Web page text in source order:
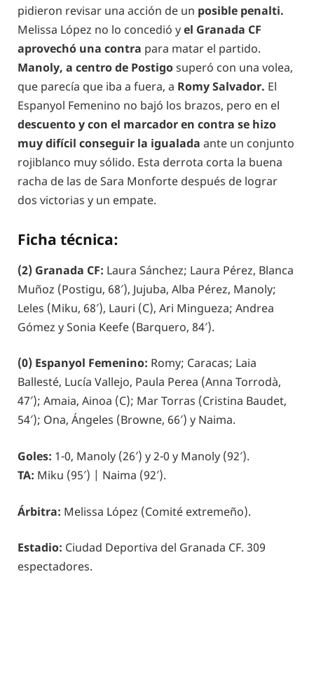
pidieron revisar una acción de un posible penalti.
Melissa López no lo concedió yel Granada CF
aprovechó una contra para matar el partido.
Manoly, a centro de Postigosuperó con una volea,
que parecía que iba a fuera, a Romy Salvador. El
Espanyol Femenino no bajó los brazos, pero en el
descuento y con el marcador en contra se hizo
muy difícil conseguir la igualada ante un conjunto
rojiblanco muy sólido. Esta derrota corta la buena
racha de las de Sara Monforte después de lograr
dos victorias y un empate.
Ficha técnica:
(2) Granada CF: Laura Sánchez; Laura Pérez, Blanca
Muñoz (Postigu, 68′), Jujuba, Alba Pérez, Manoly;
Leles (Miku, 68′), Lauri (C), Ari Mingueza; Andrea
Gómez y Sonia Keefe (Barquero, 84′).
(0) Espanyol Femenino: Romy; Caracas; Laia
Ballesté, Lucía Vallejo, Paula Perea (Anna Torrodà,
47′); Amaia, Ainoa (C); Mar Torras (Cristina Baudet,
54′); Ona, Ángeles (Browne, 66′) y Naima.
Goles: 1-0, Manoly (26′) y 2-0 y Manoly (92′).
TA: Miku (95′) | Naima (92′).
Árbitra: Melissa López (Comité extremeño).
Estadio: Ciudad Deportiva del Granada CF. 309
espectadores.